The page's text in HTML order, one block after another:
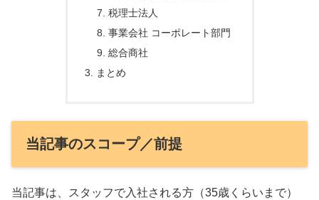
税理士法人
事業会社 コーポレート部門
総合商社
まとめ
当記事のスコープ／前提
当記事は、スタッフで入社される方（35歳くらいまで）